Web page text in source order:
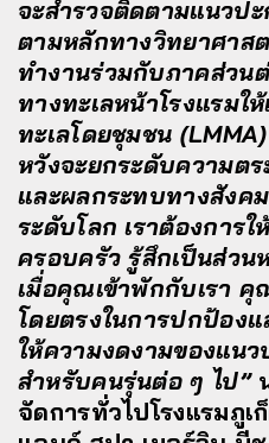
จะสำรวจติดตามแนวป
ตามหลักทางวิทยาศาส
ทำงานร่วมกับภาคส่ว
ทางทะเลหน้าโรงแรม
ทะเลโดยชุมชน
หวังจะยกระดับความต
และผลกระทบทางสังค
ระดับโลก เราต้องการใ
ครอบครัว รู้สึกเป็นส่ว
เมื่อคุณเข้าพักกับเรา
โดยตรงในการปกป้อง
ให้ความงดงามของแน
สำหรับคนรุ่นต่อ ๆ ไป”
จัดการทั่วไปโรงแรมภู